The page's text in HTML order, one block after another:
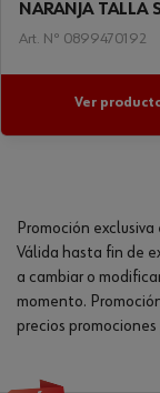
NARANJA TALLA
Art. Nº 0899470192
Ver
Promoción
Válida hasta fin de
a cambiar o
momento.
precios